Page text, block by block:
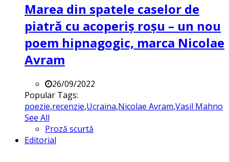
Marea din spatele caselor de
piatră cu acoperiș roșu – un nou
poem hipnagogic, marca Nicolae
Avram
26/09/2022
Popular Tags:
poezie,recenzie,Ucraina,Nicolae Avram,Vasil Mahno
See All
Proză scurtă
Editorial